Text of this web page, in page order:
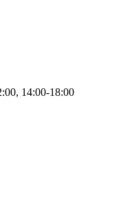
14:00-18:00